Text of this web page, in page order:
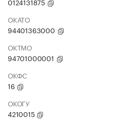
ОКАТО
94401363000
ОКТМО
94701000001
ОКФС
16
ОКОГУ
4210015